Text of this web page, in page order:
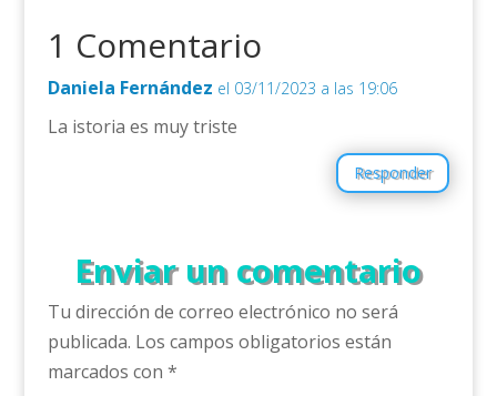
1 Comentario
Daniela Fernández el 03/11/2023 a las 19:06
La istoria es muy triste
Responder
Enviar un comentario
Tu dirección de correo electrónico no será
publicada. Los campos obligatorios están
marcados con *